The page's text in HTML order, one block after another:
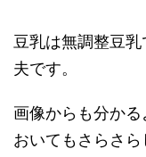
豆乳は無調整豆
夫です。
画像からも分か
おいてもさらさら